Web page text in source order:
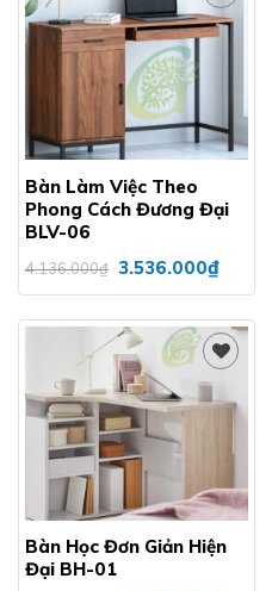
Add to
wishlist
Bàn Làm Việc Theo
Phong Cách Đương Đại
BLV-06
4.136.000₫ Giá
gốc
là:
3.536.000₫Giá
hiện
tại
Bàn Học Đơn Giản Hiện
Đại BH-01